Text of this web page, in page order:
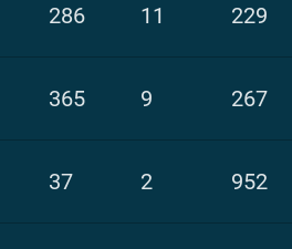
286 11 229
365 9 267
37 2 952